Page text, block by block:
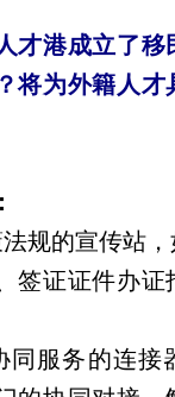
港成立了移
将为外籍人才
的宣传站，
签证证件办证
服务的连接